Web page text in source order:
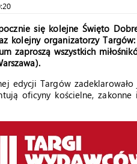
się kolejne Święto
kolejny organizatorzy
zaproszą wszystkich
edycji Targów
oficyny kościelne,